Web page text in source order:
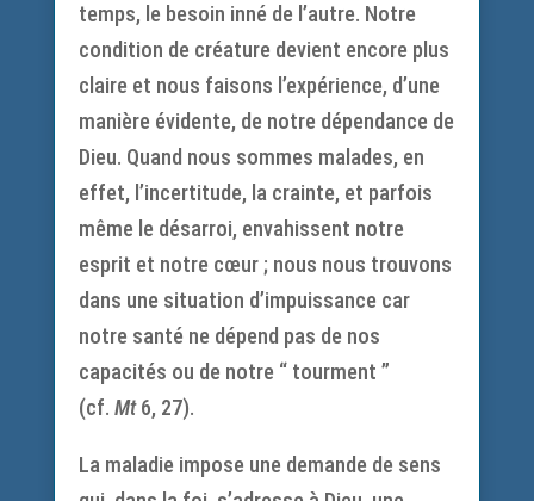
temps, le besoin inné de l’autre. Notre
condition de créature devient encore plus
claire et nous faisons l’expérience, d’une
manière évidente, de notre dépendance de
Dieu. Quand nous sommes malades, en
effet, l’incertitude, la crainte, et parfois
même le désarroi, envahissent notre
esprit et notre cœur ; nous nous trouvons
dans une situation d’impuissance car
notre santé ne dépend pas de nos
capacités ou de notre “ tourment ”
(cf. Mt6, 27).
La maladie impose une demande de sens